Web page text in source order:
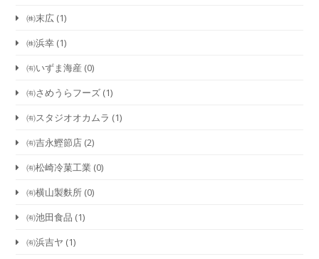
㈱末広 (1)
㈱浜幸 (1)
㈲いずま海産 (0)
㈲さめうらフーズ (1)
㈲スタジオオカムラ (1)
㈲吉永鰹節店 (2)
㈲松崎冷菓工業 (0)
㈲横山製麩所 (0)
㈲池田食品 (1)
㈲浜吉ヤ (1)